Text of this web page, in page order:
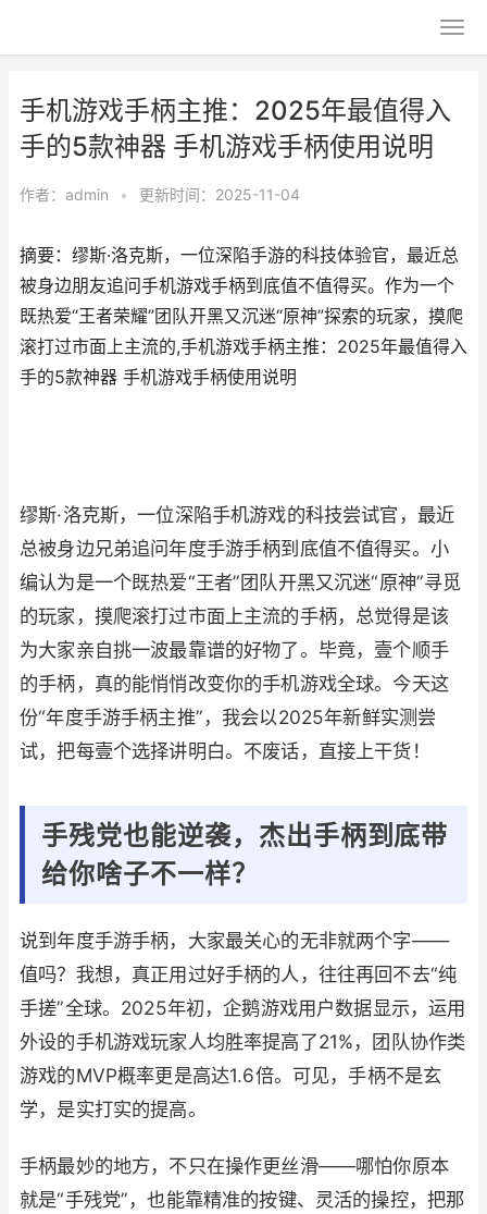
手机游戏手柄主推：2025年最值得入
手的5款神器 手机游戏手柄使用说明
作者： admin • 更新时间：2025-11-04
摘要：缪斯·洛克斯，一位深陷手游的科技体验官，最近总
被身边朋友追问手机游戏手柄到底值不值得买。作为一个
既热爱“王者荣耀”团队开黑又沉迷“原神”探索的玩家，摸爬
滚打过市面上主流的,手机游戏手柄主推：2025年最值得入
手的5款神器 手机游戏手柄使用说明
缪斯·洛克斯，一位深陷手机游戏的科技尝试官，最近
总被身边兄弟追问年度手游手柄到底值不值得买。小
编认为是一个既热爱“王者”团队开黑又沉迷“原神”寻觅
的玩家，摸爬滚打过市面上主流的手柄，总觉得是该
为大家亲自挑一波最靠谱的好物了。毕竟，壹个顺手
的手柄，真的能悄悄改变你的手机游戏全球。今天这
份“年度手游手柄主推”，我会以2025年新鲜实测尝
试，把每壹个选择讲明白。不废话，直接上干货！
手残党也能逆袭，杰出手柄到底带
给你啥子不一样？
说到年度手游手柄，大家最关心的无非就两个字——
值吗？我想，真正用过好手柄的人，往往再回不去“纯
手搓”全球。2025年初，企鹅游戏用户数据显示，运用
外设的手机游戏玩家人均胜率提高了21%，团队协作类
游戏的MVP概率更是高达1.6倍。可见，手柄不是玄
学，是实打实的提高。
手柄最妙的地方，不只在操作更丝滑——哪怕你原本
就是“手残党”，也能靠精准的按键、灵活的操控，把那